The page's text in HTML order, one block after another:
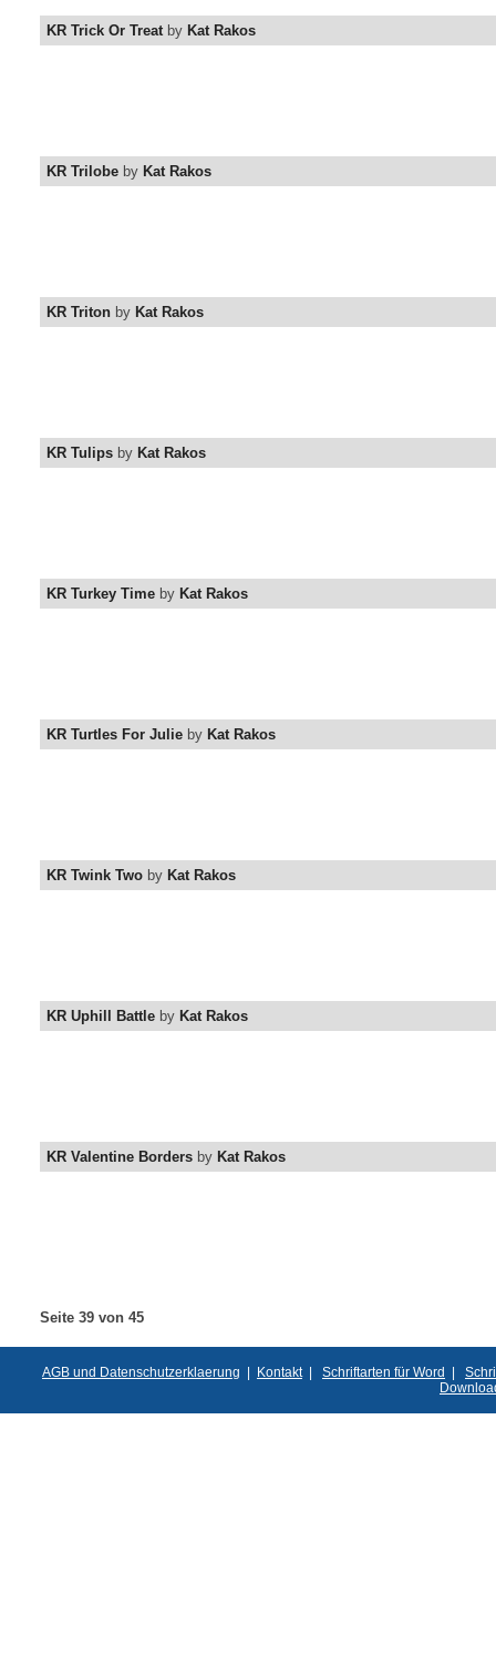
KR Trick Or Treatby Kat Rakos
KR Trilobe by Kat Rakos
KR Triton by Kat Rakos
KR Tulips by Kat Rakos
KR Turkey Time by Kat Rakos
KR Turtles For Julie by Kat Rakos
KR Twink Two by Kat Rakos
KR Uphill Battle by Kat Rakos
KR Valentine Borders by Kat Rakos
Seite 39 von 45
AGB und Datenschutzerklaerung | Kontakt| Schriftarten für Word |